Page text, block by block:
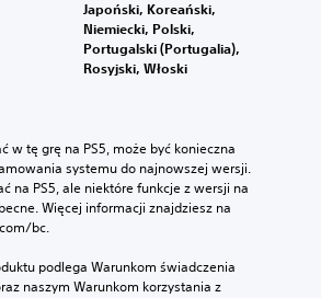
Japoński, Koreański,
Niemiecki, Polski,
Portugalski (Portugalia),
Rosyjski, Włoski
w tę grę na PS5, może być konieczna
systemu do najnowszej wersji.
na PS5, ale niektóre funkcje z wersji na
Więcej informacji znajdziesz na
bc.
podlega Warunkom świadczenia
naszym Warunkom korzystania z